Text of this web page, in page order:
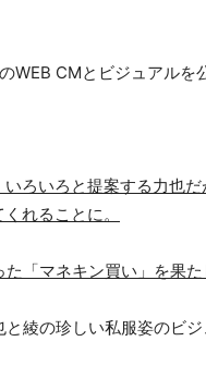
WEB CMとビジュアルを
ろいろと提案する力也
れることに。
「マネキン買い」を果た
綾の珍しい私服姿のビ